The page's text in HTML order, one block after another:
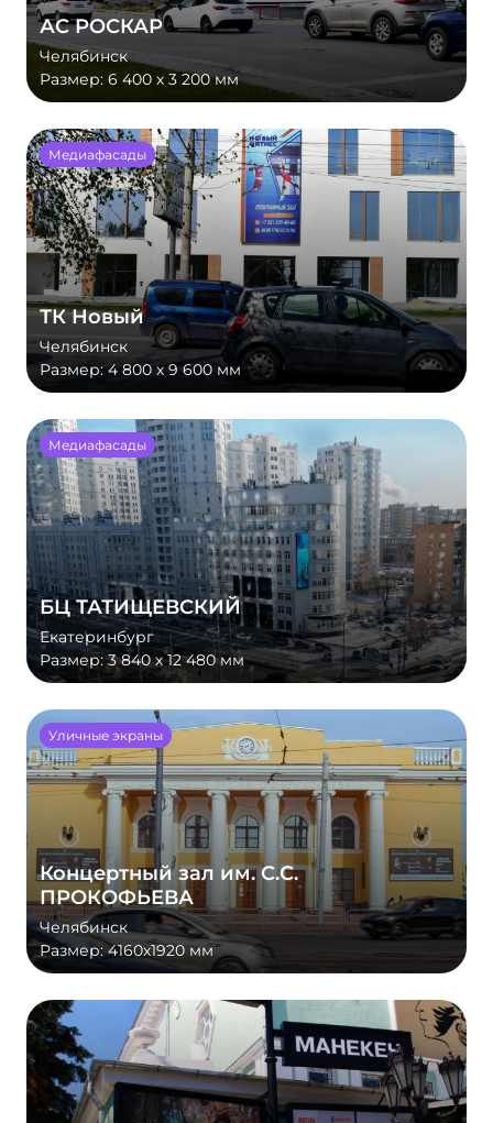
АС РОСКАР
Челябинск
Размер: 6 400 х 3 200 мм
Медиафасады
ТК Новый
Челябинск
Размер: 4 800 х 9 600 мм
Медиафасады
БЦ ТАТИЩЕВСКИЙ
Екатеринбург
Размер:3 840 х 12 480 мм
Уличные экраны
Концертный зал им. С.С.
ПРОКОФЬЕВА
Челябинск
Размер:4160х1920 мм